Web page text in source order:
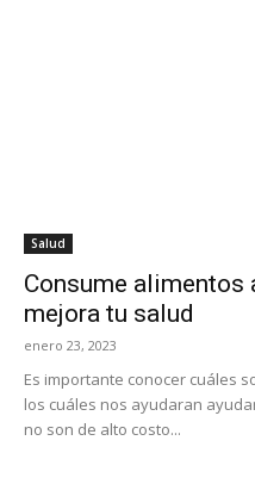
Salud
Consume
mejora tu salud
enero 23, 2023
Es importante conocer cuáles
los cuáles nos ayudaran
no son de alto costo...